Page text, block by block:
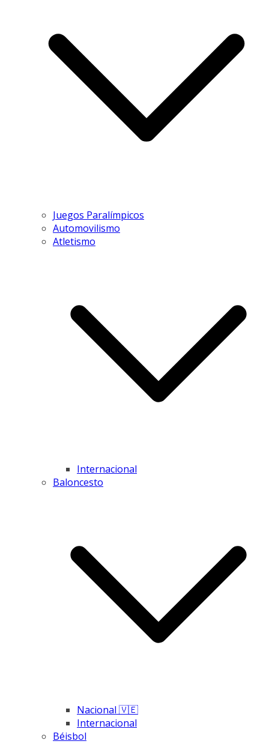
Juegos Paralímpicos
Automovilismo
Atletismo
Internacional
Baloncesto
Nacional 🇻🇪
Internacional
Béisbol